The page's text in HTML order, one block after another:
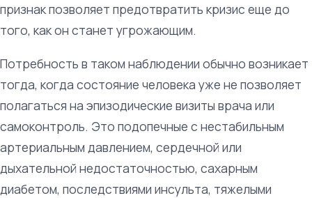
признак позволяет предотвратить кризис еще до
того, как он станет угрожающим.
Потребность в таком наблюдении обычно возникает
тогда, когда состояние человека уже не позволяет
полагаться на эпизодические визиты врача или
самоконтроль. Это подопечные с нестабильным
артериальным давлением, сердечной или
дыхательной недостаточностью, сахарным
диабетом, последствиями инсульта, тяжелыми